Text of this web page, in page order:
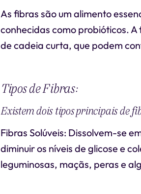
As fibras são um alimento
conhecidas como probióticos.
de cadeia curta, que podem
Tipos de Fibras:
Existem dois tipos principais de
Fibras Solúveis: Dissolvem-se
diminuir os níveis de glicose e
leguminosas, maçãs, peras e